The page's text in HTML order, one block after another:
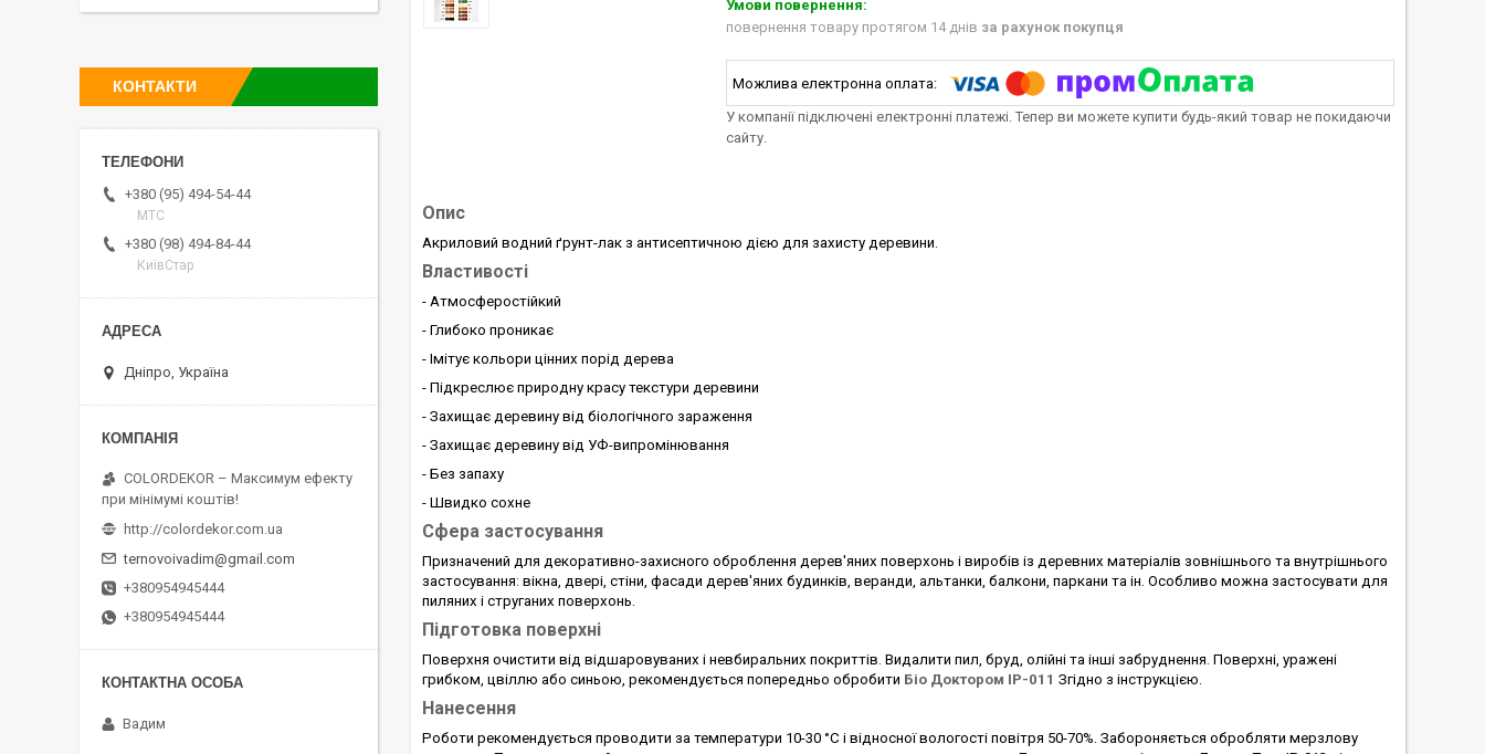
повернення товару протягом 14 днів за рахунок покупця
У компанії підключені електронні платежі. Тепер ви можете купити будь-який товар не покидаючи
сайту.
Опис
Акриловий водний ґрунт-лак з антисептичною дією для захисту деревини.
Властивості
- Атмосферостійкий
- Глибоко проникає
- Імітує кольори цінних порід дерева
- Підкреслює природну красу текстури деревини
- Захищає деревину від біологічного зараження
- Захищає деревину від УФ-випромінювання
- Без запаху
- Швидко сохне
Сфера застосування
Призначений для декоративно-захисного оброблення дерев'яних поверхонь і виробів із деревних матеріалів зовнішнього та внутрішнього
застосування: вікна, двері, стіни, фасади дерев'яних будинків, веранди, альтанки, балкони, паркани та ін. Особливо можна застосувати для
пиляних і струганих поверхонь.
Підготовка поверхні
Поверхня очистити від відшаровуваних і невбиральних покриттів. Видалити пил, бруд, олійні та інші забруднення. Поверхні, уражені
грибком, цвіллю або синьою, рекомендується попередньо обробити Біо Доктором ІР-011 Згідно з інструкцією.
Нанесення
Роботи рекомендується проводити за температури 10-30 °C і відносної вологості повітря 50-70%. Забороняється обробляти мерзлову
КОНТАКТИ
+380 (95) 494-54-44
МТС
+380 (98) 494-84-44
КиївСтар
Дніпро, Україна
COLORDEKOR – Максимум ефекту
при мінімумі коштів!
http://colordekor.com.ua
ternovoivadim@gmail.com
+380954945444
+380954945444
Вадим